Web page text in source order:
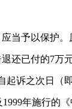
予以保护
还已付的7万
诉之次日（
年施行的